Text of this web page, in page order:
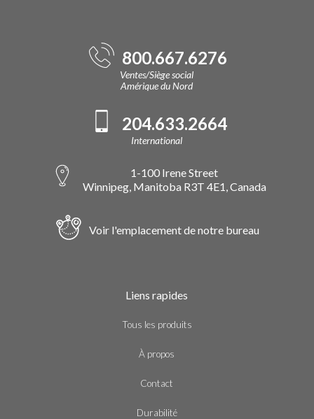
800.667.6276
Ventes/Siège social
Amérique du Nord
204.633.2664
International
1-100 Irene Street
Winnipeg, Manitoba R3T 4E1, Canada
Voir l'emplacement de notre bureau
Liens rapides
Tous les produits
À propos
Contact
Durabilité